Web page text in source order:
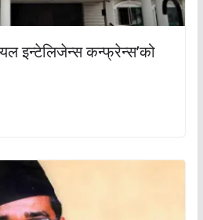
इन्टेलिजेन्स कन्फ्रेन्स’को